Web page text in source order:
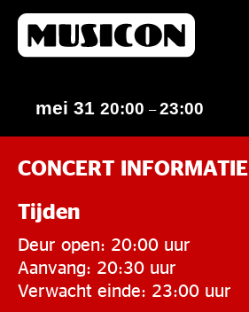
mei 31 20:00 –23:00
CONCERT INFORMATIE
Tijden
Deur open: 20:00 uur
Aanvang: 20:30 uur
Verwacht einde: 23:00 uur